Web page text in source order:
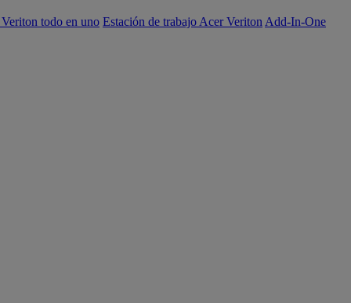
todo en uno Estación de trabajo Acer Veriton Add-In-One